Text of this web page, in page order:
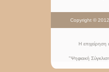
Copyright ©
Η επιχείρηση
"Ψηφιακή